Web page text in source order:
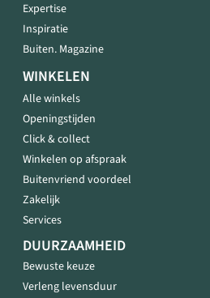
Expertise
Inspiratie
Buiten. Magazine
WINKELEN
Alle winkels
Openingstijden
Click & collect
Winkelen op afspraak
Buitenvriend voordeel
Zakelijk
Services
DUURZAAMHEID
Bewuste keuze
Verleng levensduur